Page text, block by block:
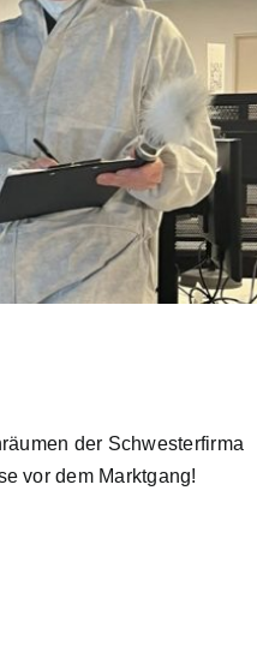
der Schwesterfirma
vor dem Marktgang!